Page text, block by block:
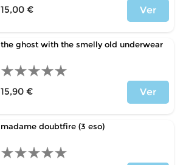
15,00 €
Ver
the ghost with the smelly old underwear
15,90 €
Ver
madame doubtfire (3 eso)